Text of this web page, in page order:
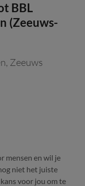
BBL
(Zeeuws-
, Zeeuws
mensen en wil je
niet het juiste
voor jou om te